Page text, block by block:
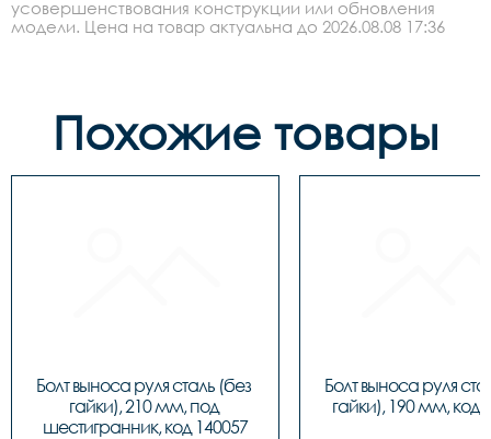
усовершенствования конструкции или обновления
модели. Цена на товар актуальна до 2026.08.08 17:36
Похожие товары
Болт выноса руля сталь (без
гайки), 210 мм, под
шестигранник, код 140057
Болт выноса руля
гайки), 190 мм, код